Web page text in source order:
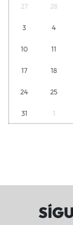
27 28
3 4
10 11
17 18
24 25
31 1